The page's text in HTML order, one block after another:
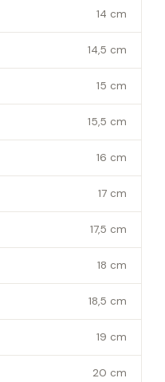
14 cm
14,5 cm
15 cm
15,5 cm
16 cm
17 cm
17,5 cm
18 cm
18,5 cm
19 cm
20 cm